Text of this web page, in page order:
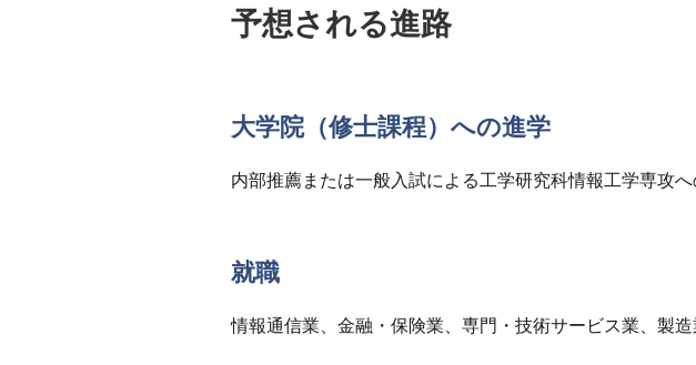
予想される進路
大学院（修士課程）への進学
内部推薦または一般入試による工学研究科情報工学専攻へ
就職
情報通信業、金融・保険業、専門・技術サービス業、製